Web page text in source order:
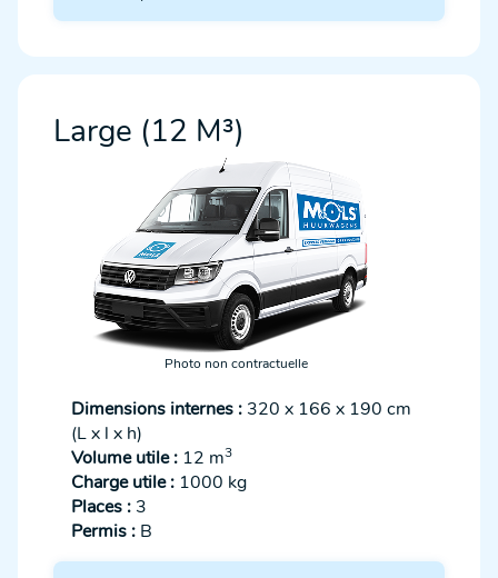
Large (12 M³)
Photo non contractuelle
Dimensions internes : 320 x 166 x 190 cm
(L x l x h)
Volume utile : 12 m3
Charge utile : 1000 kg
Places : 3
Permis : B